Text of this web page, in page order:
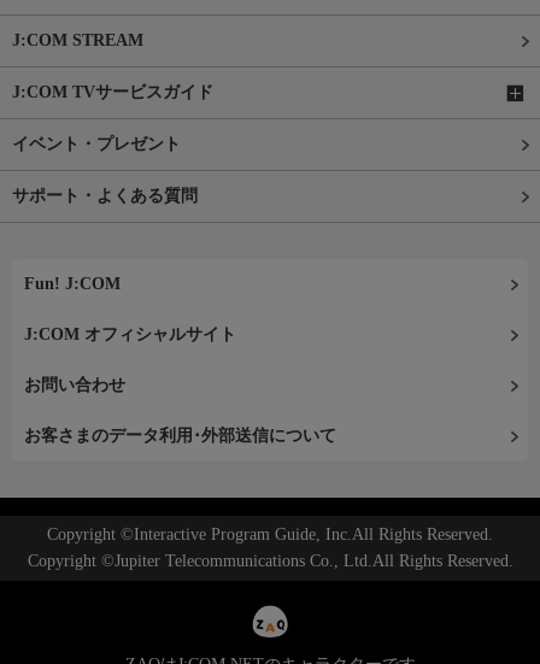
J:COM STREAM
J:COM TVサービスガイド
イベント・プレゼント
サポート・よくある質問
Fun! J:COM
J:COM オフィシャルサイト
お問い合わせ
お客さまのデータ利用･外部送信について
Copyright ©Interactive Program Guide, Inc.All Rights Reserved.
Copyright ©Jupiter Telecommunications Co., Ltd.All Rights Reserved.